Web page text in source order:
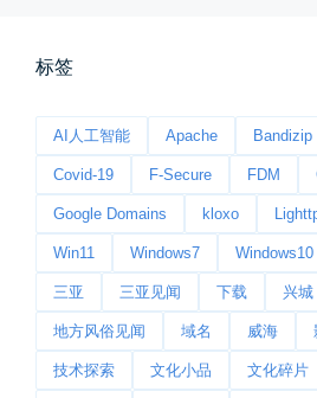
今日春分
早晨外面阴天，等我在厨房把热的...
标签
AI人工智能 Apache Bandizip
Covid-19 F-Secure FDM
Google Domains kloxo
Win11 Windows7 Windows10
三亚 三亚见闻 下载 兴城
地方风俗见闻 域名 威海
技术探索 文化小品 文化碎片